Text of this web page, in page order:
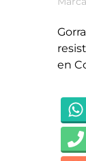
en